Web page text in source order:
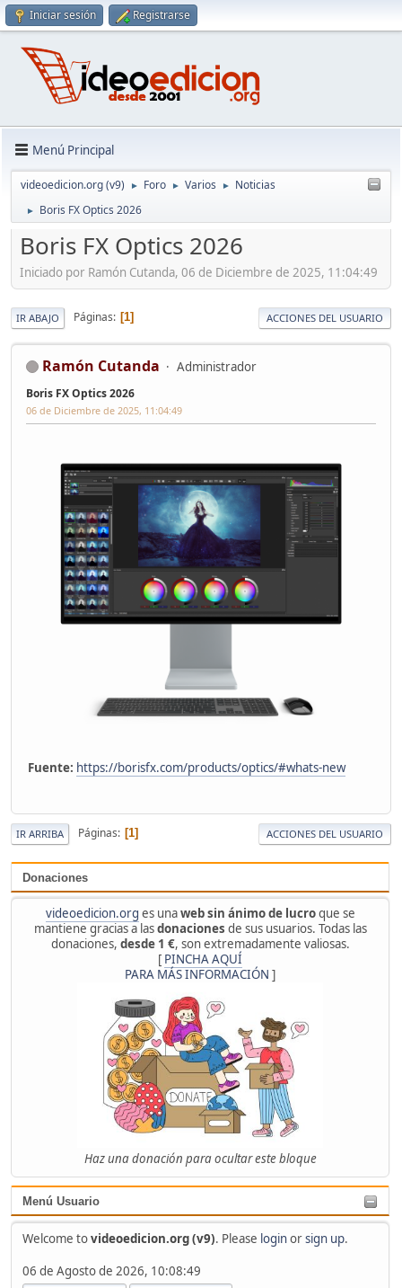
Iniciar sesión Registrarse
Menú Principal
videoedicion.org (v9) ► Foro ► Varios ► Noticias
► Boris FX Optics 2026
Donaciones
videoedicion.org es unaweb sin ánimo de lucroque se
mantiene gracias a lasdonaciones de sus usuarios. Todas las
donaciones, desde 1 €, son extremadamente valiosas.
[ PINCHA AQUÍ
PARA MÁS INFORMACIÓN ]
Haz una donación para ocultar este bloque
Menú Usuario
Welcome tovideoedicion.org (v9). Please loginorsign up.
06 de Agosto de 2026, 10:08:49
Boris FX Optics 2026
Iniciado por Ramón Cutanda, 06 de Diciembre de 2025, 11:04:49
IR ABAJO Páginas 1 ACCIONES DEL USUARIO
Ramón Cutanda Administrador
Boris FX Optics 2026
06 de Diciembre de 2025, 11:04:49
Fuente: https://borisfx.com/products/optics/#whats-new
IR ARRIBA Páginas 1 ACCIONES DEL USUARIO